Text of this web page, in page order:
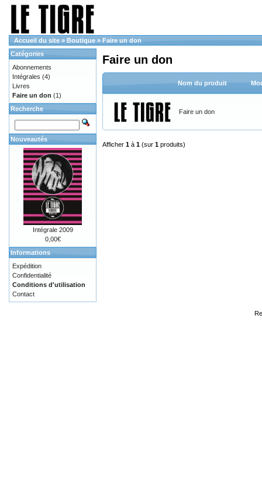
Accueil du site » Boutique » Faire un don
Faire un don
Nom du produit
Faire un don
Afficher 1 à 1 (sur 1 produits)
Catégories
Abonnements
Intégrales (4)
Livres
Faire un don (1)
Recherche
Nouveautés
Intégrale 2009
0,00€
Informations
Expédition
Confidentialité
Conditions d'utilisation
Contact